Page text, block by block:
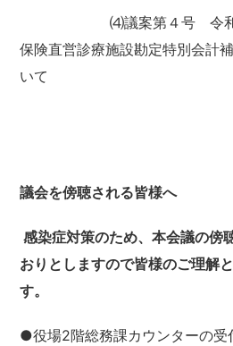
⑷議案第４号 令和７年
保険直営診療施設勘定特別会計
いて
議会を傍聴される皆様へ
感染症対策のため、本会議の傍
おりとしますので皆様のご理解
す。
●役場2階総務課カウンターの受